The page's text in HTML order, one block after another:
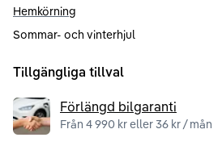
Hemkörning
Sommar- och vinterhjul
Tillgängliga tillval
Förlängd bilgaranti
Från 4 990 kr eller 36 kr / mån